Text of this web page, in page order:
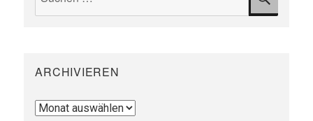
ARCHIVIEREN
Archivieren